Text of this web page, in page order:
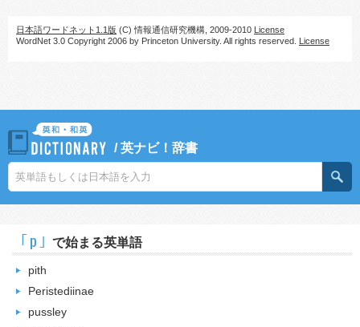
日本語ワードネット1.1版 (C) 情報通信研究機構, 2009-2010 License
WordNet 3.0 Copyright 2006 by Princeton University. All rights reserved. License
/英ナビ！辞書
｢p｣ で始まる英単語
pith
Peristediinae
pussley